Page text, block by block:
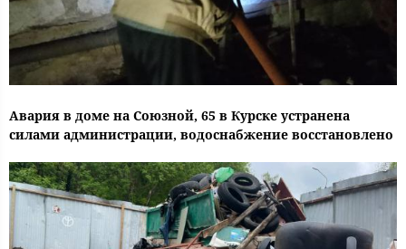
Авария в доме на Союзной, 65 в Курске устранена
силами администрации, водоснабжение восстановлено